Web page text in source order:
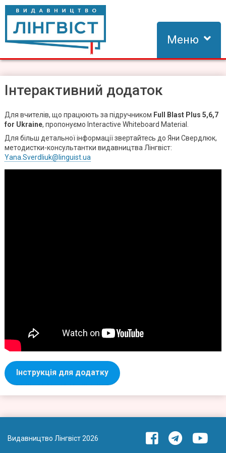
Skip
content
Видавництво Лінгвіст
Видавництво Лінгвіст – адаптація та створення видань для
Меню
Інтерактивний додаток
Для вчителів, що працюють за підручником Full Blast Plus 5,6,7
for Ukraine, пропонуємо Interactive Whiteboard Material.
Для більш детальної інформації звертайтесь до Яни Свердлюк,
методистки-консультантки видавництва Лінгвіст:
Yana.Sverdliuk@linguist.ua
Інструкція для додатку
Видавництво Лінгвіст 2026